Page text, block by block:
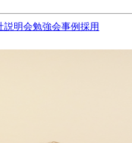
説明会勉強会事例採用